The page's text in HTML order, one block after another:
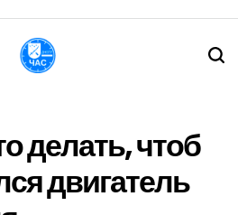
делать, чтоб
двигатель